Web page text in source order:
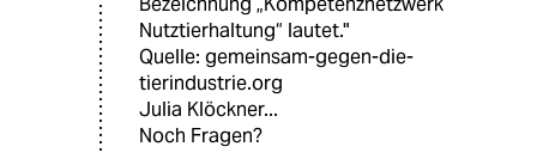
Nutztierhaltung“ lautet."
Quelle: gemeinsam-gegen-die-
tierindustrie.org
Julia Klöckner...
Noch Fragen?